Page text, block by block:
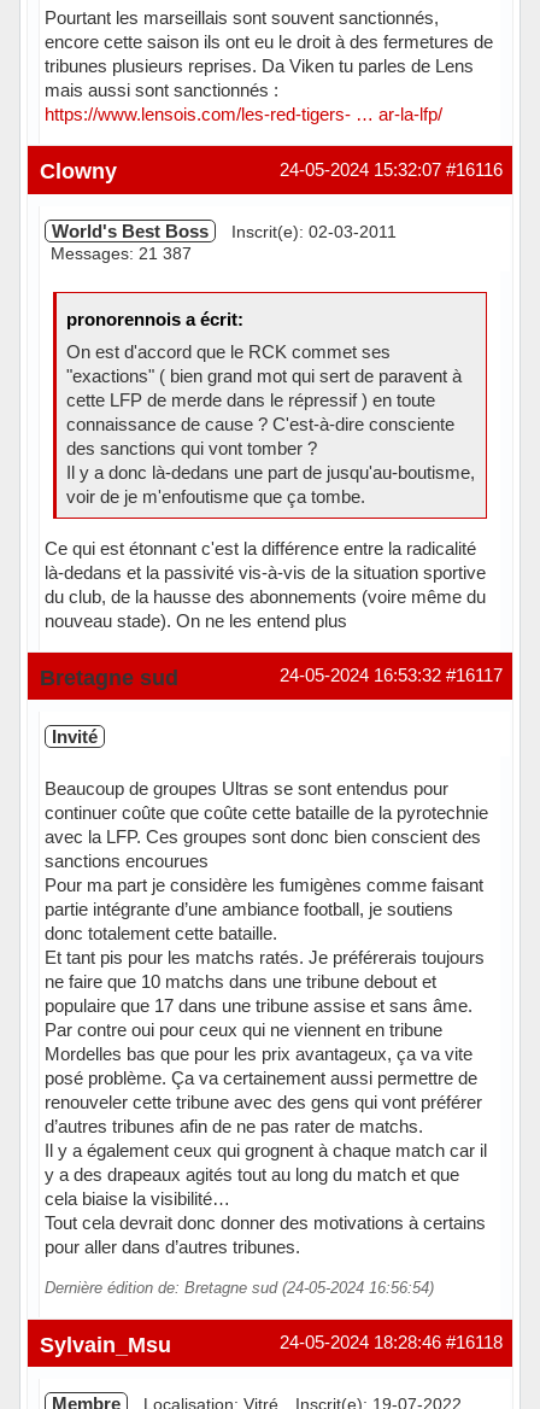
Pourtant les marseillais sont souvent sanctionnés,
encore cette saison ils ont eu le droit à des fermetures de
tribunes plusieurs reprises. Da Viken tu parles de Lens
mais aussi sont sanctionnés :
https://www.lensois.com/les-red-tigers- … ar-la-lfp/
Hors ligne #16116
24-05-2024 15:32:07
Clowny
World's Best Boss
Inscrit(e): 02-03-2011
Messages: 21 387
pronorennois a écrit:
On est d'accord que le RCK commet ses
"exactions" ( bien grand mot qui sert de paravent à
cette LFP de merde dans le répressif ) en toute
connaissance de cause ? C'est-à-dire consciente
des sanctions qui vont tomber ?
Il y a donc là-dedans une part de jusqu'au-boutisme,
voir de je m'enfoutisme que ça tombe.
Ce qui est étonnant c'est la différence entre la radicalité
là-dedans et la passivité vis-à-vis de la situation sportive
du club, de la hausse des abonnements (voire même du
nouveau stade). On ne les entend plus
Hors ligne #16117
24-05-2024 16:53:32
Bretagne sud
Invité
Beaucoup de groupes Ultras se sont entendus pour
continuer coûte que coûte cette bataille de la pyrotechnie
avec la LFP. Ces groupes sont donc bien conscient des
sanctions encourues
Pour ma part je considère les fumigènes comme faisant
partie intégrante d’une ambiance football, je soutiens
donc totalement cette bataille.
Et tant pis pour les matchs ratés. Je préférerais toujours
ne faire que 10 matchs dans une tribune debout et
populaire que 17 dans une tribune assise et sans âme.
Par contre oui pour ceux qui ne viennent en tribune
Mordelles bas que pour les prix avantageux, ça va vite
posé problème. Ça va certainement aussi permettre de
renouveler cette tribune avec des gens qui vont préférer
d’autres tribunes afin de ne pas rater de matchs.
Il y a également ceux qui grognent à chaque match car il
y a des drapeaux agités tout au long du match et que
cela biaise la visibilité…
Tout cela devrait donc donner des motivations à certains
pour aller dans d’autres tribunes.
Dernière édition de: Bretagne sud (24-05-2024 16:56:54)
#16118
24-05-2024 18:28:46
Sylvain_Msu
Membre Localisation: Vitré Inscrit(e): 19-07-2022